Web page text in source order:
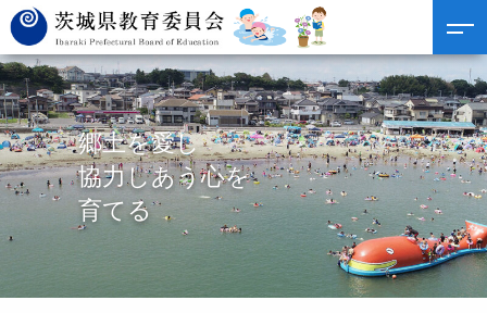
郷土を愛し
協力しあう心を
育てる